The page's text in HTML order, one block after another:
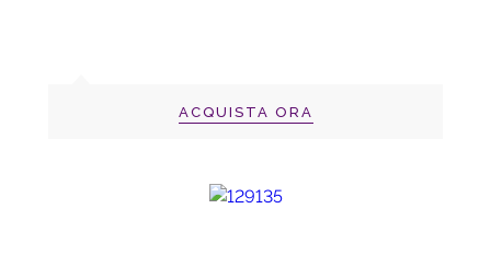
ACQUISTA ORA